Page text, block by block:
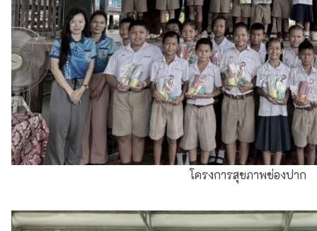
โครงการว่ายน้ำเพื่อเอาชีวิตรอด